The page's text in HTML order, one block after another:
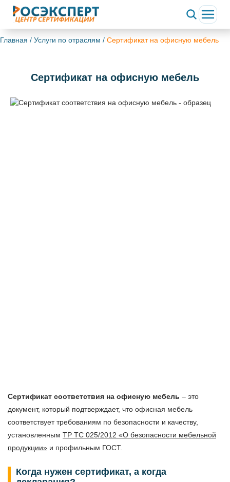
Главная / Услуги по отраслям / Сертификат на офисную мебель
Сертификат на офисную мебель
Сертификат соответствия на офисную мебель – это
документ, который подтверждает, что офисная мебель
соответствует требованиям по безопасности и качеству,
установленным ТР ТС 025/2012 «О безопасности мебельной
продукции» и профильным ГОСТ.
Когда нужен сертификат, а когда
ChatApp
online
Свяжитесь с нами через WhatsApp нажав на кнопку